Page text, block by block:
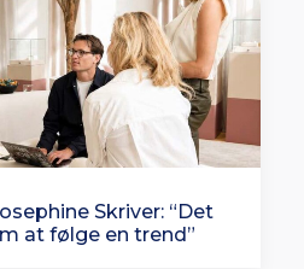
Skriver: “Det
at følge en trend”